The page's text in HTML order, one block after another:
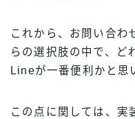
これから、お問い合わ
らの選択肢の中で、ど
Lineが一番便利かと思
この点に関しては、実